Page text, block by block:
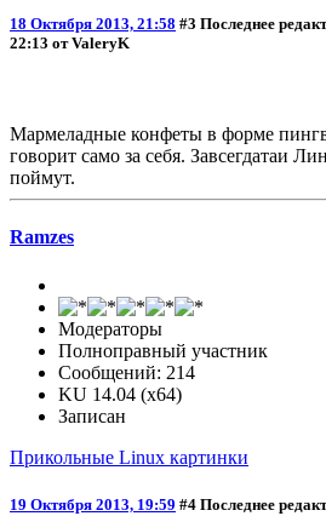
18 Октября 2013, 21:58 #3 Последнее
22:13 от ValeryK
Мармеладные конфеты в форме
говорит само за себя. Завсегдатаи
поймут.
Ramzes
Модераторы
Полноправный участник
Сообщений: 214
KU 14.04 (x64)
Записан
Прикольные Linux картинки
19 Октября 2013, 19:59 #4 Последнее